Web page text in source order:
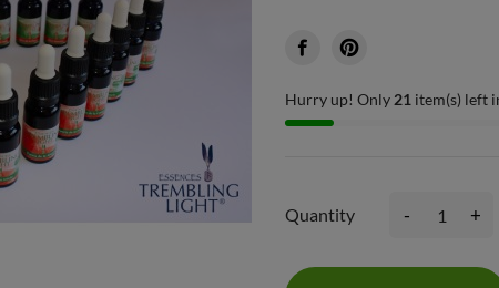
Hurry up! Only 21 item(s) left
Quantity - +